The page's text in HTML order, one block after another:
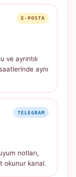
E-POSTA
ayrıntılı
aynı
TELEGRAM
notları,
okunur kanal.